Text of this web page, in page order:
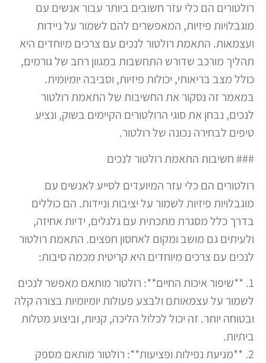
רולטורים הם כלי עזר חשובים ביותר עבור אנשים עם
מוגבלויות פיזיות, המאפשרים להם לשמור על ניידות
ועצמאות. התאמת רולטור לנכים עם צרכים מיוחדים היא
תהליך מורכב שדורש התחשבות במגוון רחב של גורמים,
כולל מצב בריאותי, יכולות פיזיות, וסביבה יומיומית.
במאמר זה נסקור את החשיבות של התאמת רולטור
לנכים, נבחן את סוגי הרולטורים הקיימים בשוק, ונציע
טיפים לבחירה נכונה של רולטור.
### חשיבות התאמת רולטור לנכים
רולטורים הם כלי עזר המיועדים לסייע לאנשים עם
מוגבלויות פיזיות לשמור על יציבות וניידות. הם כוללים
בדרך כלל מסגרת מתכתית עם גלגלים, ידיות אחיזה,
ולעיתים גם מושב ומקום לאחסון חפצים. התאמת רולטור
לנכים עם צרכים מיוחדים היא קריטית מכמה סיבות:
1. **שיפור איכות החיים**: רולטור מותאם מאפשר לנכים
לשמור על עצמאותם ולבצע פעולות יומיומיות בצורה קלה
ובטוחה יותר. זה יכול לכלול הליכה, קניות, וביצוע מטלות
ביתיות.
2. **מניעת נפילות ופציעות**: רולטור מותאם מספק